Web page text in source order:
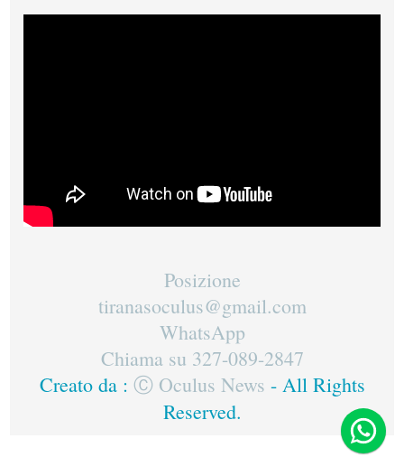
Posizione
tiranasoculus@gmail.com
WhatsApp
Chiama su 327-089-2847
Creato da : Ⓒ Oculus News - All Rights
Reserved.